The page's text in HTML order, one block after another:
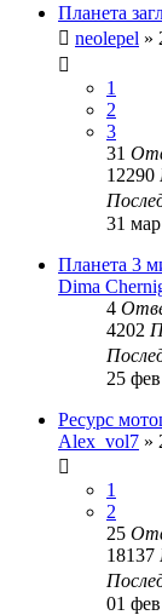
Планета
neolepel »
1
2
3
31
12290
31
Планета 3
Dima
4
4202
25
Ресурс
Alex_vol7 »
1
2
25
18137
01